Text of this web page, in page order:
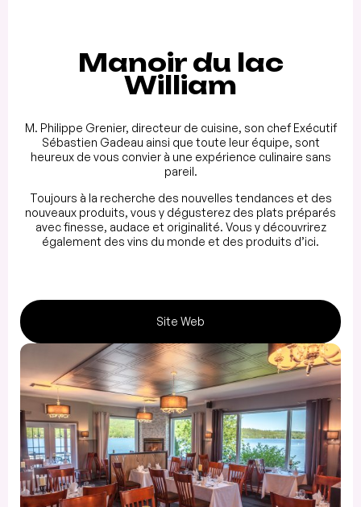
Manoir du lac
William
M. Philippe Grenier, directeur de cuisine, son chef Exécutif
Sébastien Gadeau ainsi que toute leur équipe, sont
heureux de vous convier à une expérience culinaire sans
pareil.
Toujours à la recherche des nouvelles tendances et des
nouveaux produits, vous y dégusterez des plats préparés
avec finesse, audace et originalité. Vous y découvrirez
également des vins du monde et des produits d’ici.
Site Web